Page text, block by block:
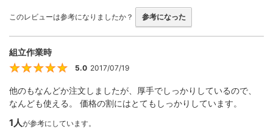
このレビューは参考になりましたか？ 参考になった
組立作業時
5
5.0 2017/07/19
他のもなんどか注文しましたが、厚手でしっかりしているので、
なんども使える。 価格の割にはとてもしっかりしています。
1人が参考にしています。